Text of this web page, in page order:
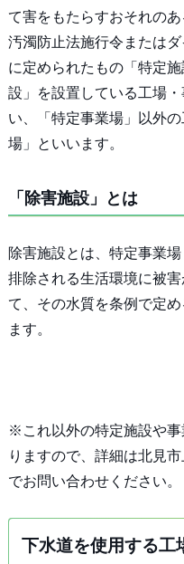
て害をもたらすおそれの
汚濁防止法施行令または
に定められたもの「特定
設」を設置している工場
い、「特定事業場」以外
場」といいます。
「除害施設」とは
除害施設とは、特定事業
排除される生活環境に被
て、その水質を条例で定
ます。
※これ以外の特定施設や
りますので、詳細は北見
でお問い合わせください。
下水道を使用する工